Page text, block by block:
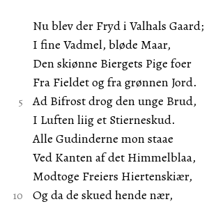
Nu blev der Fryd i Valhals Gaard;
I fine Vadmel, bløde Maar,
Den skiønne Biergets Pige foer
Fra Fieldet og fra grønnen Jord.
Ad Bifrost drog den unge Brud,
I Luften liig et Stierneskud.
Alle Gudinderne mon staae
Ved Kanten af det Himmelblaa,
Modtoge Freiers Hiertenskiær,
Og da de skued hende nær,